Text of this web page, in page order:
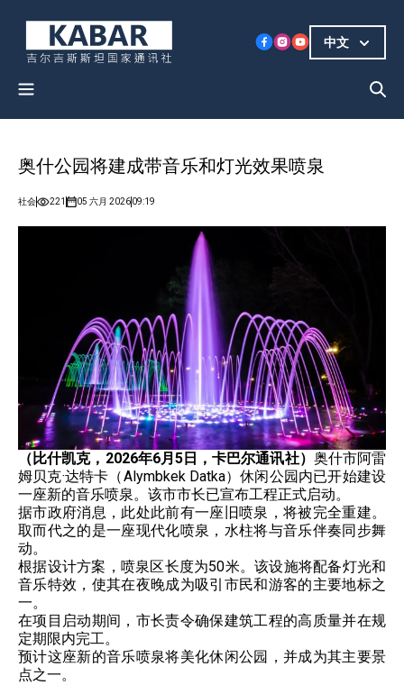
中文
奥什公园将建成带音乐和灯光效果喷泉
社会 221 05 六月 202609:19
（比什凯克，2026年6月5日，卡巴尔通讯社） 奥什市阿雷
姆贝克·达特卡（Alymbkek Datka）休闲公园内已开始建设
一座新的音乐喷泉。该市市长已宣布工程正式启动。
据市政府消息，此处此前有一座旧喷泉，将被完全重建。
取而代之的是一座现代化喷泉，水柱将与音乐伴奏同步舞
动。
根据设计方案，喷泉区长度为50米。该设施将配备灯光和
音乐特效，使其在夜晚成为吸引市民和游客的主要地标之
一。
在项目启动期间，市长责令确保建筑工程的高质量并在规
定期限内完工。
预计这座新的音乐喷泉将美化休闲公园，并成为其主要景
点之一。